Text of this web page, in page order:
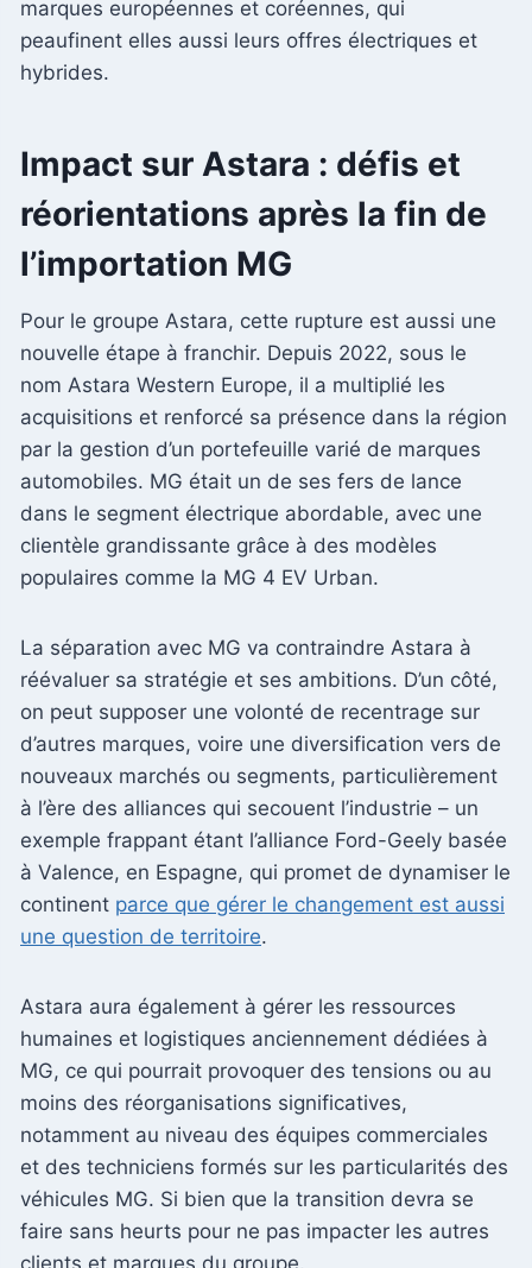
marques européennes et coréennes, qui
peaufinent elles aussi leurs offres électriques et
hybrides.
Impact sur Astara : défis et
réorientations après la fin de
l’importation MG
Pour le groupe Astara, cette rupture est aussi une
nouvelle étape à franchir. Depuis 2022, sous le
nom Astara Western Europe, il a multiplié les
acquisitions et renforcé sa présence dans la région
par la gestion d’un portefeuille varié de marques
automobiles. MG était un de ses fers de lance
dans le segment électrique abordable, avec une
clientèle grandissante grâce à des modèles
populaires comme la MG 4 EV Urban.
La séparation avec MG va contraindre Astara à
réévaluer sa stratégie et ses ambitions. D’un côté,
on peut supposer une volonté de recentrage sur
d’autres marques, voire une diversification vers de
nouveaux marchés ou segments, particulièrement
à l’ère des alliances qui secouent l’industrie – un
exemple frappant étant l’alliance Ford-Geely basée
à Valence, en Espagne, qui promet de dynamiser le
continent parce que gérer le changement est aussi
une question de territoire.
Astara aura également à gérer les ressources
humaines et logistiques anciennement dédiées à
MG, ce qui pourrait provoquer des tensions ou au
moins des réorganisations significatives,
notamment au niveau des équipes commerciales
et des techniciens formés sur les particularités des
véhicules MG. Si bien que la transition devra se
faire sans heurts pour ne pas impacter les autres
clients et marques du groupe.